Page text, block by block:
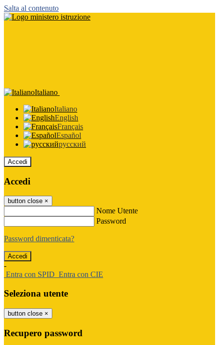
Salta al contenuto
Italiano
Italiano
English
Français
Español
русский
Accedi
Accedi
button close ×
Nome Utente
Password
Password dimenticata?
-
Entra con SPID Entra con CIE
Seleziona utente
button close ×
Recupero password